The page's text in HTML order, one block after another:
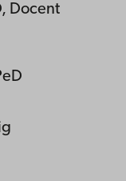
Docent